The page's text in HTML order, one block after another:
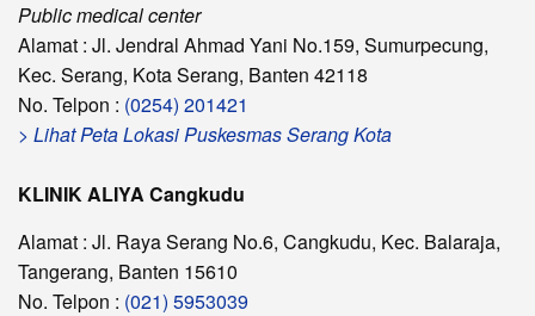
Public medical center
Alamat : Jl. Jendral Ahmad Yani No.159, Sumurpecung,
Kec. Serang, Kota Serang, Banten 42118
No. Telpon : (0254) 201421
> Lihat Peta Lokasi Puskesmas Serang Kota
KLINIK ALIYA Cangkudu
Alamat : Jl. Raya Serang No.6, Cangkudu, Kec. Balaraja,
Tangerang, Banten 15610
No. Telpon : (021) 5953039